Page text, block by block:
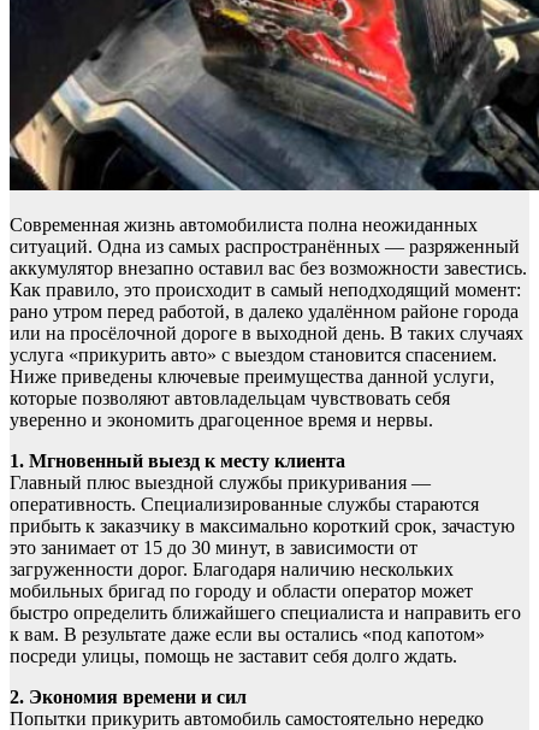
Современная жизнь автомобилиста полна неожиданных
ситуаций. Одна из самых распространённых — разряженный
аккумулятор внезапно оставил вас без возможности завестись.
Как правило, это происходит в самый неподходящий момент:
рано утром перед работой, в далеко удалённом районе города
или на просёлочной дороге в выходной день. В таких случаях
услуга «прикурить авто» с выездом становится спасением.
Ниже приведены ключевые преимущества данной услуги,
которые позволяют автовладельцам чувствовать себя
уверенно и экономить драгоценное время и нервы.
1. Мгновенный выезд к месту клиента
Главный плюс выездной службы прикуривания —
оперативность. Специализированные службы стараются
прибыть к заказчику в максимально короткий срок, зачастую
это занимает от 15 до 30 минут, в зависимости от
загруженности дорог. Благодаря наличию нескольких
мобильных бригад по городу и области оператор может
быстро определить ближайшего специалиста и направить его
к вам. В результате даже если вы остались «под капотом»
посреди улицы, помощь не заставит себя долго ждать.
2. Экономия времени и сил
Попытки прикурить автомобиль самостоятельно нередко